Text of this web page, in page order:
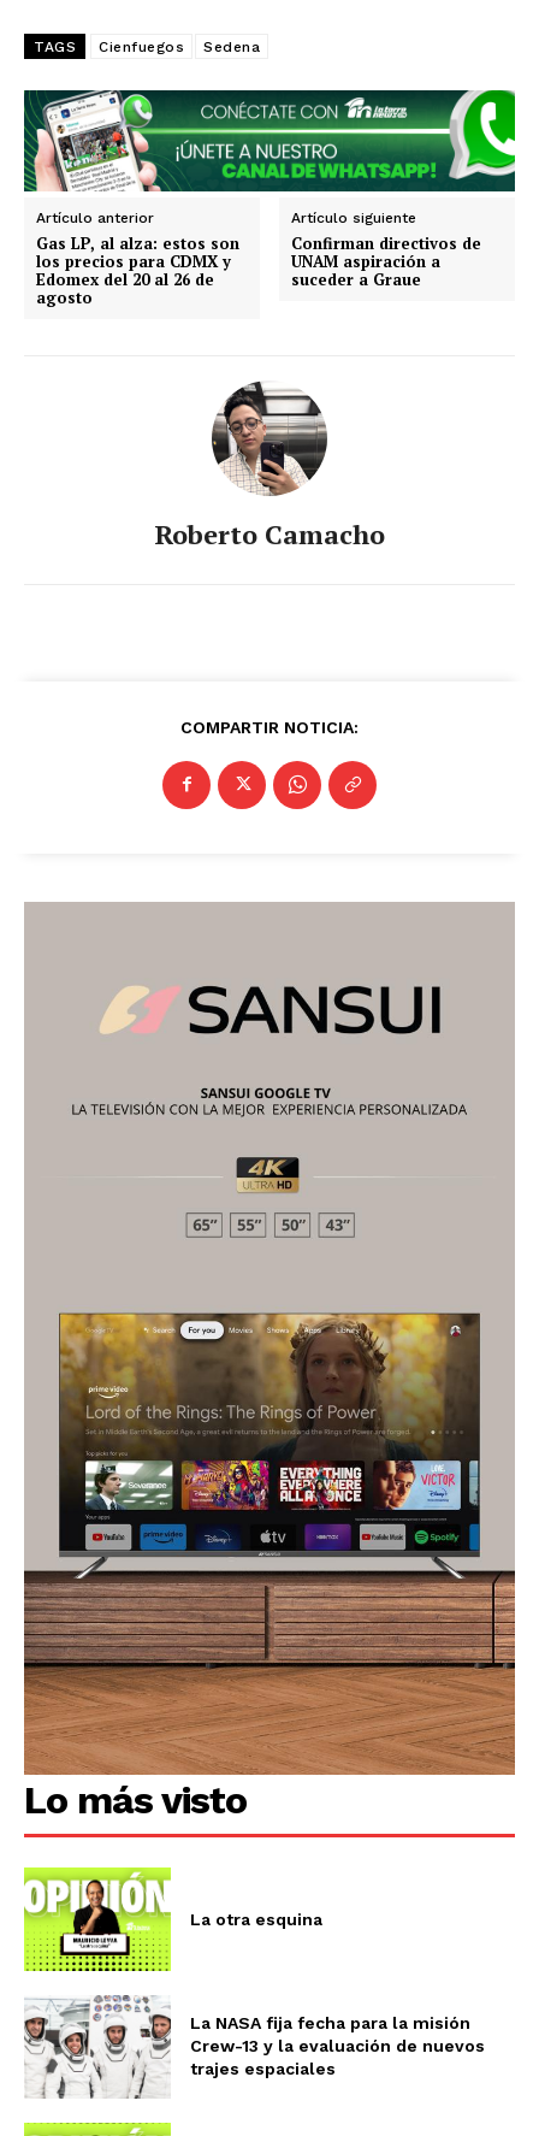
Estados
Aguascalientes Baja California
Baja California Sur Campeche
Chiapas
Chihuahua
Ciudad de México Coahuila
Colima Durango
Estado de México
Guanajuato
Hidalgo
Jalisco
Michoacán
Zacatecas Yucatán Veracruz
Tlaxcala Tamaulipas Tabasco
Sonora
Sinaloa
TAGS Cienfuegos Sedena
Artículo anterior
Gas LP, al alza: estos son
los precios para CDMX y
Edomex del 20 al 26 de
agosto
Artículo siguiente
Confirman directivos de
UNAM aspiración a
suceder a Graue
Roberto Camacho
COMPARTIR NOTICIA:
Lo más visto
La otra esquina
La NASA fija fecha para la misión
Crew-13 y la evaluación de nuevos
trajes espaciales